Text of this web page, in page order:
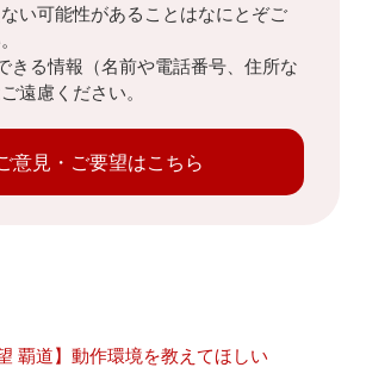
い可能性があることはなにとぞご
きる情報（名前や電話番号、住所な
遠慮ください。
意見・ご要望はこちら
覇道】動作環境を教えてほしい